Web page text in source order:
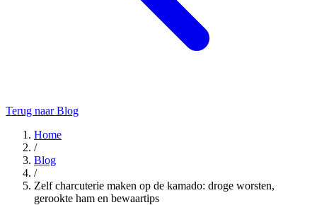
Terug naar Blog
Home
/
Blog
/
Zelf charcuterie maken op de kamado: droge worsten,
gerookte ham en bewaartips